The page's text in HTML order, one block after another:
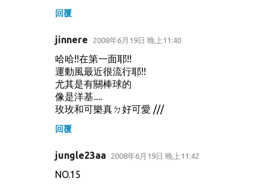
回覆
jinnere 2008年6月19日 晚上11:40
哈哈!!在第一面耶!!
運動風最近很流行耶!!
尤其是有關棒球的
像是洋基.....
玫玫和可樂真ㄉ好可愛 ///
回覆
jungle23aa 2008年6月19日 晚上11:42
NO.15